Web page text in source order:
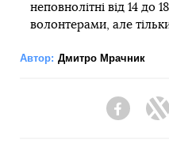
неповнолітні від 14 до
волонтерами, але
Автор: Дмитро Мрачник